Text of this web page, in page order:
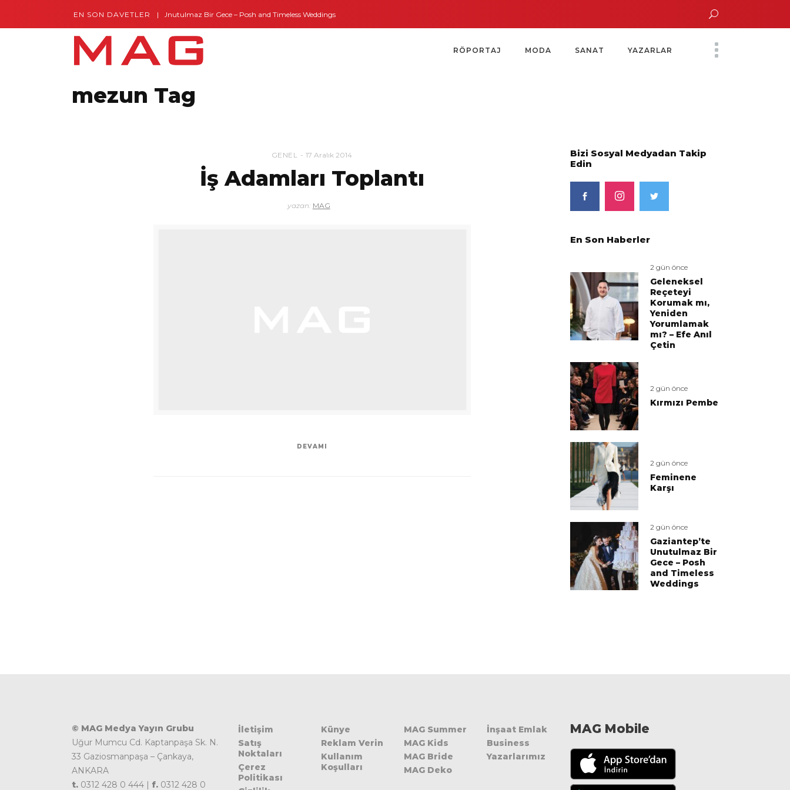
EN SON DAVETLER
Gaziantep’te Unutulmaz Bir Gece – Posh and Timeless Weddings Yoko Ono Sergisi Özel Bir Davetle Açıldı
RÖPORTAJ MODA SANAT YAZARLAR
mezun Tag
GENEL 17 Aralık 2014
İş Adamları Toplantı
yazan: MAG
DEVAMI
Bizi Sosyal Medyadan Takip
Edin
En Son Haberler
2 gün önce
Geleneksel
Reçeteyi
Korumak mı,
Yeniden
Yorumlamak
mı? – Efe Anıl
Çetin
2 gün önce
Kırmızı Pembe
2 gün önce
Feminene
Karşı
2 gün önce
Gaziantep’te
Unutulmaz Bir
Gece – Posh
and Timeless
Weddings
© MAG Medya Yayın Grubu
Uğur Mumcu Cd. Kaptanpaşa Sk. N.
33 Gaziosmanpaşa – Çankaya,
ANKARA
t. 0312 428 0 444 | f. 0312 428 0
İletişim
Satış
Noktaları
Çerez
Politikası
Künye
Reklam Verin
Kullanım
Koşulları
MAG Summer
MAG Kids
MAG Bride
MAG Deko
İnşaat Emlak
Business
Yazarlarımız
MAG Mobile